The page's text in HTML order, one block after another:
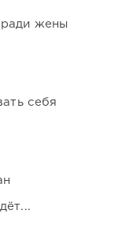
жены
себя